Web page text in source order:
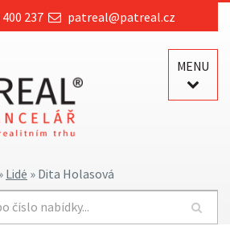
237 patreal@patreal.cz
MENU
Lidé » Dita Holasová